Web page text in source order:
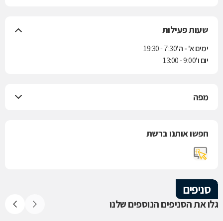
שעות פעילות
ימים א' - ה'7:30 - 19:30
יום ו'9:00 - 13:00
מפה
חפשו אותנו ברשת
סניפים
גלו את הסניפים הנוספים שלנו